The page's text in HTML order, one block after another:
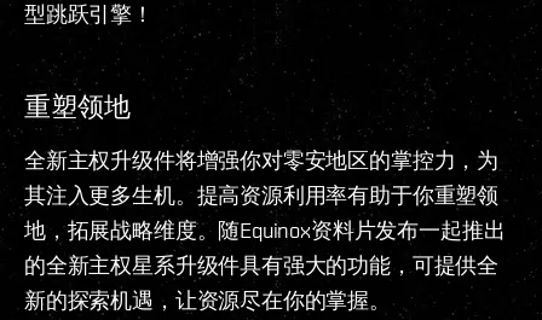
型跳跃引擎！
重塑领地
全新主权升级件将增强你对零安地区的掌控力，为
其注入更多生机。提高资源利用率有助于你重塑领
地，拓展战略维度。随Equinox资料片发布一起推出
的全新主权星系升级件具有强大的功能，可提供全
新的探索机遇，让资源尽在你的掌握。